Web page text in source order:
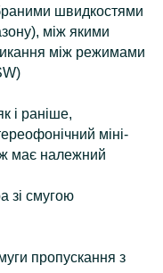
швидкостями
між якими
між режимами
і раніше,
міні-
має належний
зі смугою
пропускання з